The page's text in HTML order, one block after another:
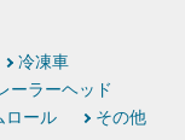
冷凍車
ーラーヘッド
ロール その他